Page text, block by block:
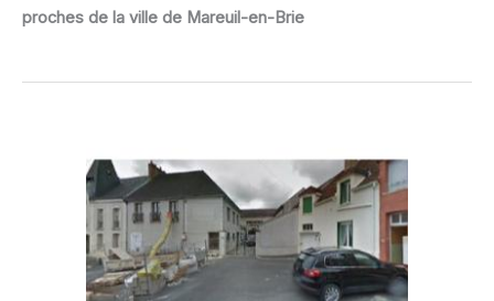
proches de la ville de Mareuil-en-Brie